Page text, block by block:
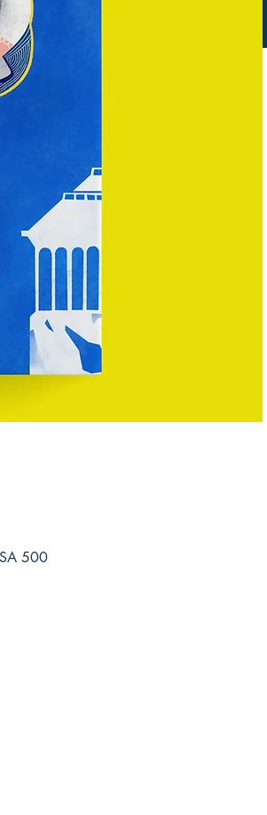
500 Terry A Francois Blvd, 500 Terry A Francois Blvd, San Francisco, CA 94158, USA